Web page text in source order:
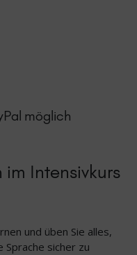
möglich
Intensivkurs
und üben Sie alles,
Sprache sicher zu